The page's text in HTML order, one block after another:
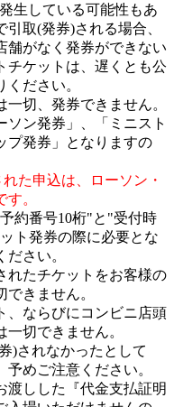
生している可能性もあ
取(発券)される場合、
舗がなく発券ができない
チケットは、遅くとも公
ださい。
切、発券できません。
ソン発券」、「ミニスト
プ発券」となりますの
た申込は、ローソン・
。
約番号10桁"と"受付時
ト発券の際に必要とな
さい。
たチケットをお客様の
きません。
ならびにコンビニ店頭
切できません。
)されなかったとして
めご注意ください。
しした『代金支払証明